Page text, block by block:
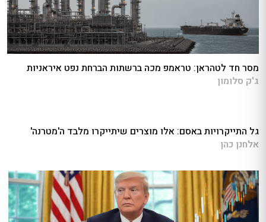
מסר חד לטהראן: טראמפ מכה ברשתות הברחת נפט איראניות
ג'ק סלומון
גל התייקרויות באסם: אלו מוצרים שיתייקרו מלבד ה'מטרנה'
אלחנן כהן